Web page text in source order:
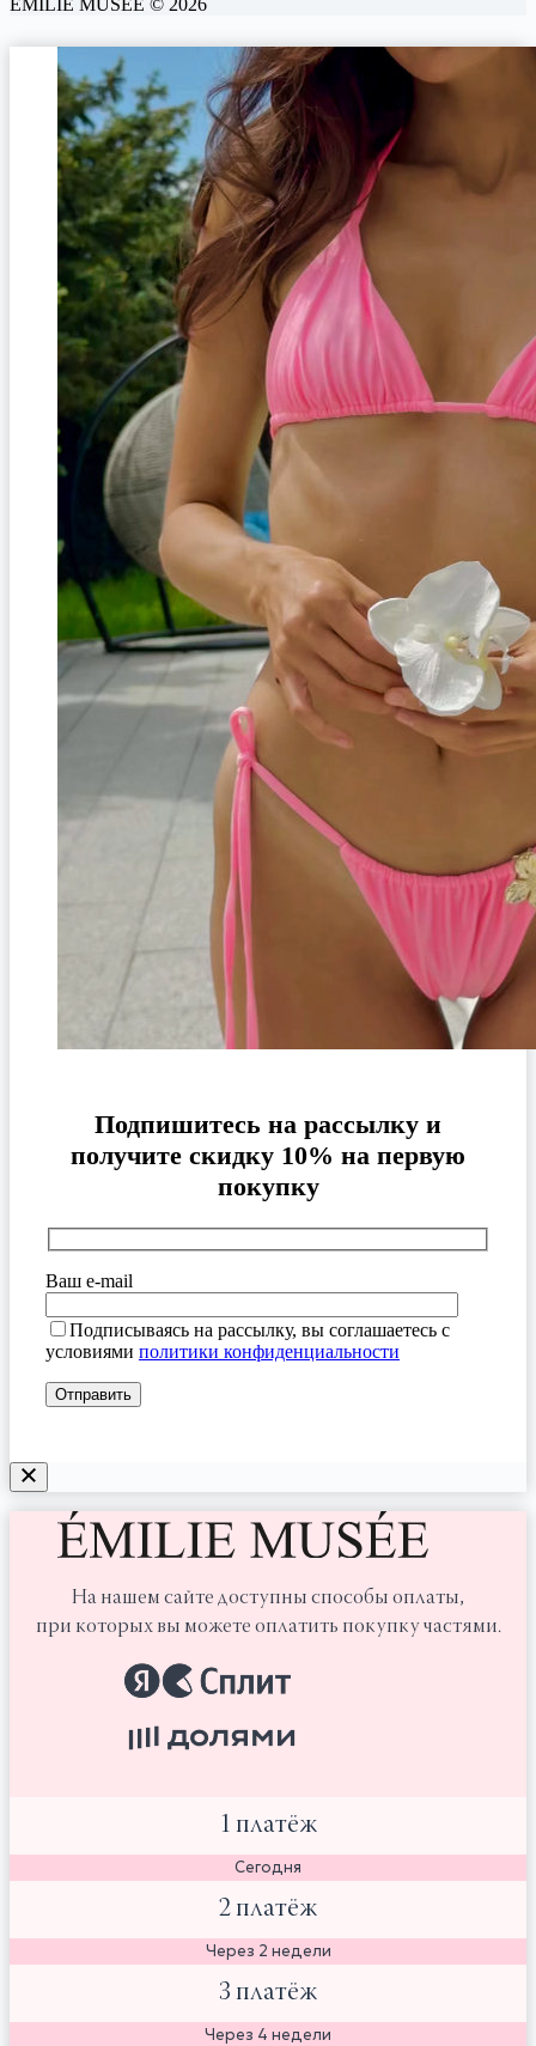
ÉMILIE MUSÉE © 2026
Подпишитесь на рассылку и
получите скидку 10% на первую
покупку
Ваш e-mail
Подписываясь на рассылку, вы соглашаетесь с
условиями политики конфиденциальности
На нашем сайте доступны способы оплаты,
при которых вы можете оплатить покупку частями.
1 платёж
Сегодня
2 платёж
Через 2 недели
3 платёж
Через 4 недели